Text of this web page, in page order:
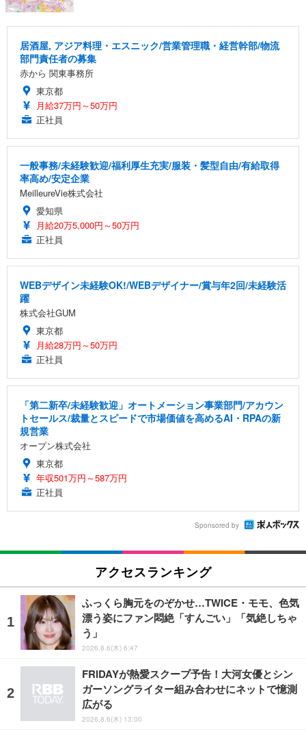
居酒屋, アジア料理・エスニック/営業管理職・経営幹部/物流
部門責任者の募集
赤から 関東事務所
東京都
月給37万円～50万円
正社員
一般事務/未経験歓迎/福利厚生充実/服装・髪型自由/有給取得
率高め/安定企業
MeilleureVie株式会社
愛知県
月給20万5,000円～50万円
正社員
WEBデザイン未経験OK!/WEBデザイナー/賞与年2回/未経験活
躍
株式会社GUM
東京都
月給28万円～50万円
正社員
「第二新卒/未経験歓迎」オートメーション事業部門/アカウン
トセールス/裁量とスピードで市場価値を高めるAI・RPAの新
規営業
オープン株式会社
東京都
年収501万円～587万円
正社員
Sponsored by
アクセスランキング
ふっくら胸元をのぞかせ…TWICE・モモ、色気
漂う姿にファン悶絶「すんごい」「気絶しちゃ
う」
2026.8.6(木) 6:47
FRIDAYが熱愛スクープ予告！大河女優とシン
ガーソングライター組み合わせにネットで憶測
広がる
2026.8.6(木) 13:00